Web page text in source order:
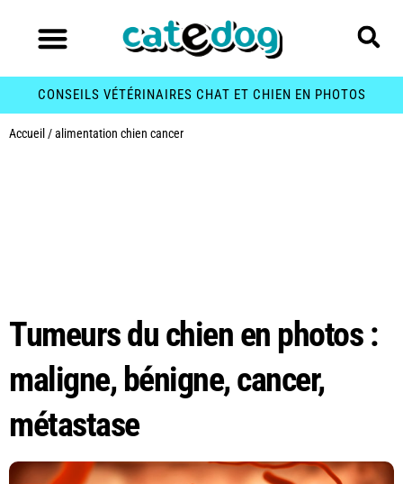
CONSEILS VÉTÉRINAIRES CHAT ET CHIEN EN PHOTOS
Accueil /alimentation chien cancer
Tumeurs du chien en photos :
maligne, bénigne, cancer,
métastase